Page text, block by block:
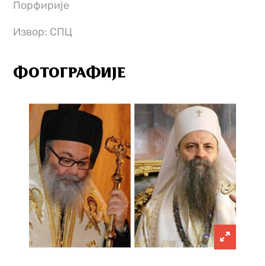
Порфирије
Извор: СПЦ
ФОТОГРАФИЈЕ